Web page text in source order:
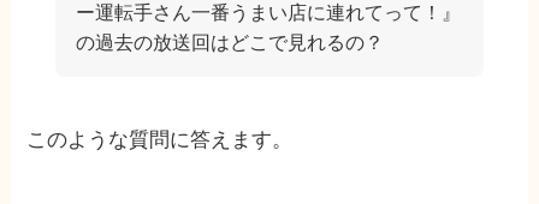
ー運転手さん一番うまい店に連れてって！』
の過去の放送回はどこで見れるの？
このような質問に答えます。